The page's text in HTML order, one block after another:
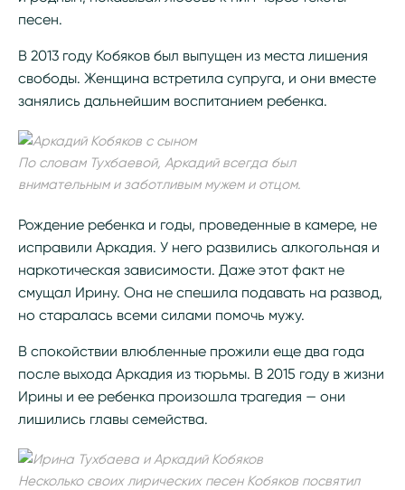
песен.
В 2013 году Кобяков был выпущен из места лишения
свободы. Женщина встретила супруга, и они вместе
занялись дальнейшим воспитанием ребенка.
По словам Тухбаевой, Аркадий всегда был
внимательным и заботливым мужем и отцом.
Рождение ребенка и годы, проведенные в камере, не
исправили Аркадия. У него развились алкогольная и
наркотическая зависимости. Даже этот факт не
смущал Ирину. Она не спешила подавать на развод,
но старалась всеми силами помочь мужу.
В спокойствии влюбленные прожили еще два года
после выхода Аркадия из тюрьмы. В 2015 году в жизни
Ирины и ее ребенка произошла трагедия — они
лишились главы семейства.
Несколько своих лирических песен Кобяков посвятил